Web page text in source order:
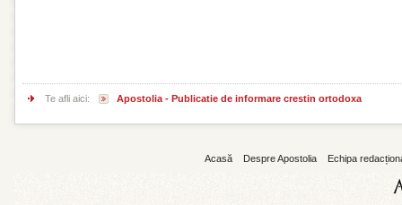
Te afli aici: Apostolia - Publicatie de informare crestin ortodoxa
Acasă Despre Apostolia Echipa